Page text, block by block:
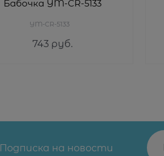
Бабочка YM-CR-5133
YM-CR-5133
743 руб.
Подписка на новости